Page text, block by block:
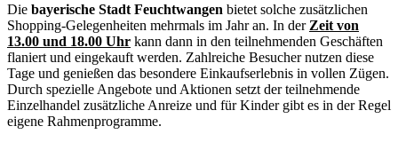
Die bayerische Stadt Feuchtwangen bietet solche zusätzlichen
Shopping-Gelegenheiten mehrmals im Jahr an. In der Zeit von
13.00 und 18.00 Uhr kann dann in den teilnehmenden Geschäften
flaniert und eingekauft werden. Zahlreiche Besucher nutzen diese
Tage und genießen das besondere Einkaufserlebnis in vollen Zügen.
Durch spezielle Angebote und Aktionen setzt der teilnehmende
Einzelhandel zusätzliche Anreize und für Kinder gibt es in der Regel
eigene Rahmenprogramme.